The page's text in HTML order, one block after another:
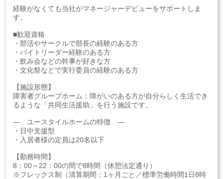
経験がなくても当社がマネージャーデビューをサポートしま
す。
■歓迎資格
・部活やサークルで部長の経験のある方
・バイトリーダー経験のある方
・飲み会などの幹事が好きな方
・文化祭などで実行委員の経験のある方
【施設形態】
障害者グループホーム：障がいのある方が自分らしく生活でき
るような「共同生活援助」を行う施設です。
― ユースタイルホームの特徴 ―
・日中支援型
・入居者様の定員は20名以下
【勤務時間】
8：00～22：00の間で8時間（休憩法定通り）
※フレックス制（清算期間：1ヶ月ごと／標準労働時間1日8時